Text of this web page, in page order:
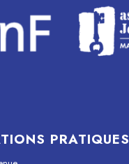
PRATIQUES